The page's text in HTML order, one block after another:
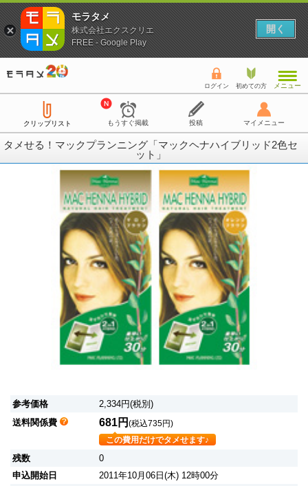
ログイン 初めての方 メニュー
クリップリスト もうすぐ掲載 投稿 マイメニュー
タメせる！マックプランニング「マックヘナハイブリッド2色セ
ット」
参考価格
2,334円(税別)
送料関係費
681円 (税込735円)
この費用だけでタメせます♪
残数
0
申込開始日
2011年10月06日(木) 12時00分
モラタメ
株式会社エクスクリエ
FREE - Google Play
開く